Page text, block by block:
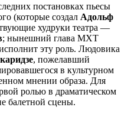
постановках пьесы
(которые создал Адольф
худруки театра —
; нынешний глава МХТ
эту роль. Людовика
, пожелавший
в культурном
мнении образа. Для
ролью в драматическом
балетной сцены.